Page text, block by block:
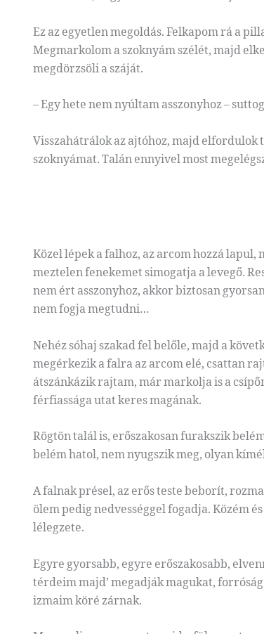
Ez az egyetlen megoldás. Felkapom rá a
Megmarkolom a szoknyám szélét, majd
megdörzsöli a száját.
– Egy hete nem nyúltam asszonyhoz –
Visszahátrálok az ajtóhoz, majd
szoknyámat. Talán ennyivel most
Közel lépek a falhoz, az arcom hozzá
meztelen fenekemet simogatja a levegő.
nem ért asszonyhoz, akkor biztosan
nem fogja megtudni…
Nehéz sóhaj szakad fel belőle, majd a
megérkezik a falra az arcom elé, csattan
átszánkázik rajtam, már markolja is a
férfiassága utat keres magának.
Rögtön talál is, erőszakosan furakszik
belém hatol, nem nyugszik meg, olyan
A falnak présel, az erős teste beborít,
ölem pedig nedvességgel fogadja. Közém
lélegzete.
Egyre gyorsabb, egyre erőszakosabb,
térdeim majd’ megadják magukat, forróság
izmaim köré zárnak.